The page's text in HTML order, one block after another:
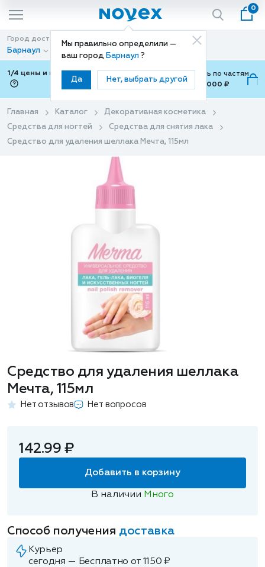
Мы правильно определили —
ваш город Барнаул ?
Да Нет, выбрать другой
0
Город доставки
Барнаул
Способ доставки
Доставка
1/4 цены и покупки ваши с Подели
Можно оплатить по частям
от 700 ₽ до 15,000 ₽
Главная Каталог
Декоративная косметика
Средства для ногтей
Средства для снятия лака
Средство для удаления шеллака Мечта, 115мл
Средство для удаления шеллака
Мечта, 115мл
Нет отзывов Нет вопросов
142.99 ₽
Добавить в корзину
В наличии Много
Способ получения доставка
Курьер
сегодня — Бесплатно от 1150 ₽